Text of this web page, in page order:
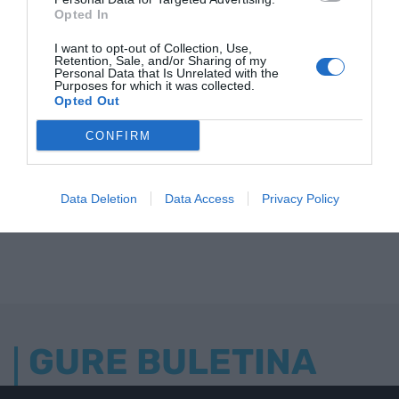
Opted In
I want to opt-out of Collection, Use,
Retention, Sale, and/or Sharing of my
Personal Data that Is Unrelated with the
Purposes for which it was collected.
Opted Out
CONFIRM
Data Deletion Data Access Privacy Policy
GURE BULETINA